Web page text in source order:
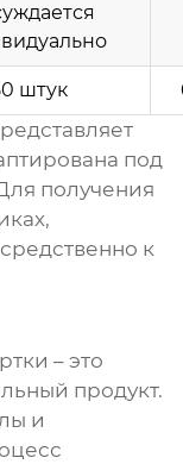
штук
под
получения
к
– это
продукт.
и